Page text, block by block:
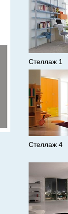
Стеллаж 1
Стеллаж 4